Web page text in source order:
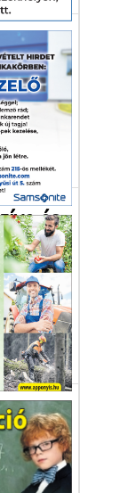
el egy
kép.
és
földjeivé